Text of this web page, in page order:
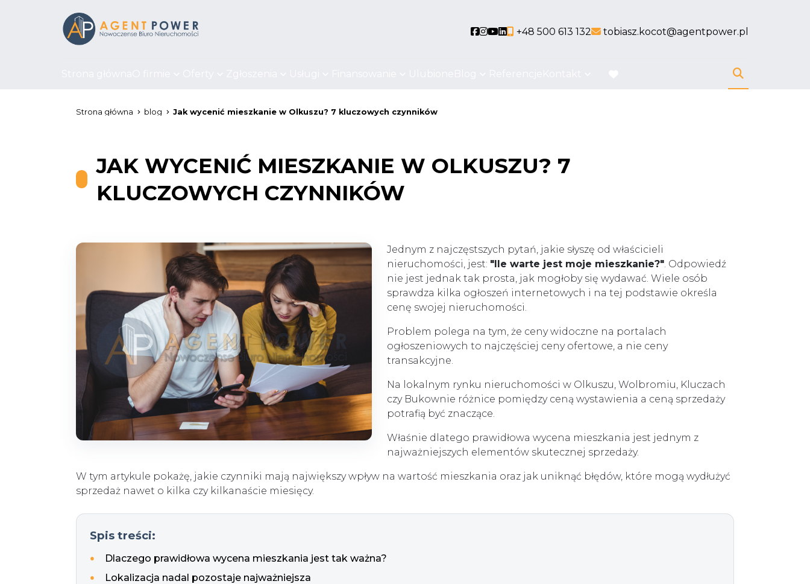
Social link
Social link
Social link
Social link
+48 500 613 132 tobiasz.kocot@agentpower.pl
Strona główna blog Jak wycenić mieszkanie w Olkuszu? 7 kluczowych czynników
JAK WYCENIĆ MIESZKANIE W OLKUSZU? 7
KLUCZOWYCH CZYNNIKÓW
Jednym z najczęstszych pytań, jakie słyszę od właścicieli
nieruchomości, jest: "Ile warte jest moje mieszkanie?". Odpowiedź
nie jest jednak tak prosta, jak mogłoby się wydawać. Wiele osób
sprawdza kilka ogłoszeń internetowych i na tej podstawie określa
cenę swojej nieruchomości.
Problem polega na tym, że ceny widoczne na portalach
ogłoszeniowych to najczęściej ceny ofertowe, a nie ceny
transakcyjne.
Na lokalnym rynku nieruchomości w Olkuszu, Wolbromiu, Kluczach
czy Bukownie różnice pomiędzy ceną wystawienia a ceną sprzedaży
potrafią być znaczące.
Właśnie dlatego prawidłowa wycena mieszkania jest jednym z
najważniejszych elementów skutecznej sprzedaży.
W tym artykule pokażę, jakie czynniki mają największy wpływ na wartość mieszkania oraz jak uniknąć błędów, które mogą wydłużyć
sprzedaż nawet o kilka czy kilkanaście miesięcy.
Spis treści:
Dlaczego prawidłowa wycena mieszkania jest tak ważna?
Lokalizacja nadal pozostaje najważniejsza